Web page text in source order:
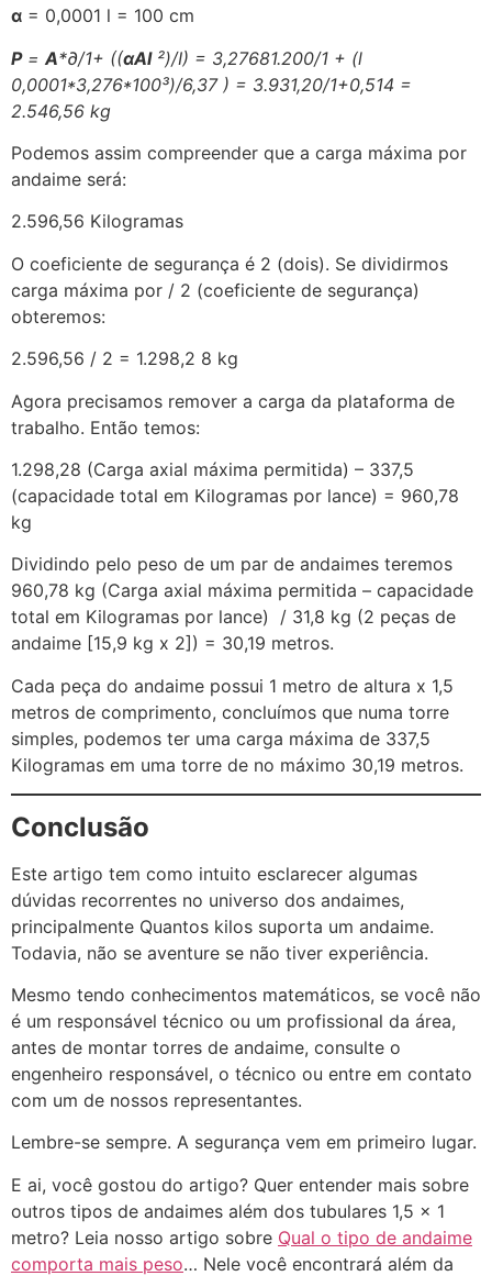
α = 0,0001 l = 100 cm
P= A*∂/1+ ((αAl²)/I) = 3,27681.200/1 + (l
0,0001*3,276*100³)/6,37 ) = 3.931,20/1+0,514 =
2.546,56 kg
Podemos assim compreender que a carga máxima por
andaime será:
2.596,56 Kilogramas
O coeficiente de segurança é 2 (dois). Se dividirmos
carga máxima por / 2 (coeficiente de segurança)
obteremos:
2.596,56 / 2 = 1.298,2 8 kg
Agora precisamos remover a carga da plataforma de
trabalho. Então temos:
1.298,28 (Carga axial máxima permitida) – 337,5
(capacidade total em Kilogramas por lance) = 960,78
kg
Dividindo pelo peso de um par de andaimes teremos
960,78 kg (Carga axial máxima permitida – capacidade
total em Kilogramas por lance) / 31,8 kg (2 peças de
andaime [15,9 kg x 2]) = 30,19 metros.
Cada peça do andaime possui 1 metro de altura x 1,5
metros de comprimento, concluímos que numa torre
simples, podemos ter uma carga máxima de 337,5
Kilogramas em uma torre de no máximo 30,19 metros.
Conclusão
Este artigo tem como intuito esclarecer algumas
dúvidas recorrentes no universo dos andaimes,
principalmente Quantos kilos suporta um andaime.
Todavia, não se aventure se não tiver experiência.
Mesmo tendo conhecimentos matemáticos, se você não
é um responsável técnico ou um profissional da área,
antes de montar torres de andaime, consulte o
engenheiro responsável, o técnico ou entre em contato
com um de nossos representantes.
Lembre-se sempre. A segurança vem em primeiro lugar.
E ai, você gostou do artigo? Quer entender mais sobre
outros tipos de andaimes além dos tubulares 1,5 x 1
metro? Leia nosso artigo sobre Qual o tipo de andaime
comporta mais peso… Nele você encontrará além da